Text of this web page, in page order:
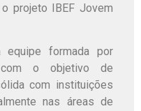
projeto IBEF Jovem
equipe formada por
o objetivo de
com instituições
nas áreas de